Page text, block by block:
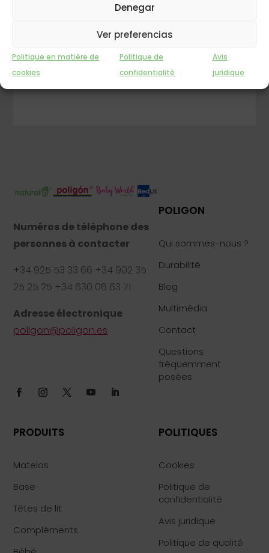
Denegar
Ver preferencias
Politique en matière de
cookies
Politique de
confidentialité
Avis
juridique
DEMANDEZ LE MAGASIN LE PLUS PROCHE DE
INFORMATION
Numéros de téléphone des
personnes à contacter
+34 925 53 33 66 +34 902 35
25 25 25 +34 630 06 63 71
Adresse électronique
poligon@poligon.es
POLIGON
Qui sommes-nous ?
Durabilité
Blog
Multimédia
Contact
Questions
fréquemment
posées
PRODUITS
Matelas
Base
Têtes de lit
Compléments
POLITIQUES
Cookies
Politique de
confidentialité
Avis juridique
Politique de qualité